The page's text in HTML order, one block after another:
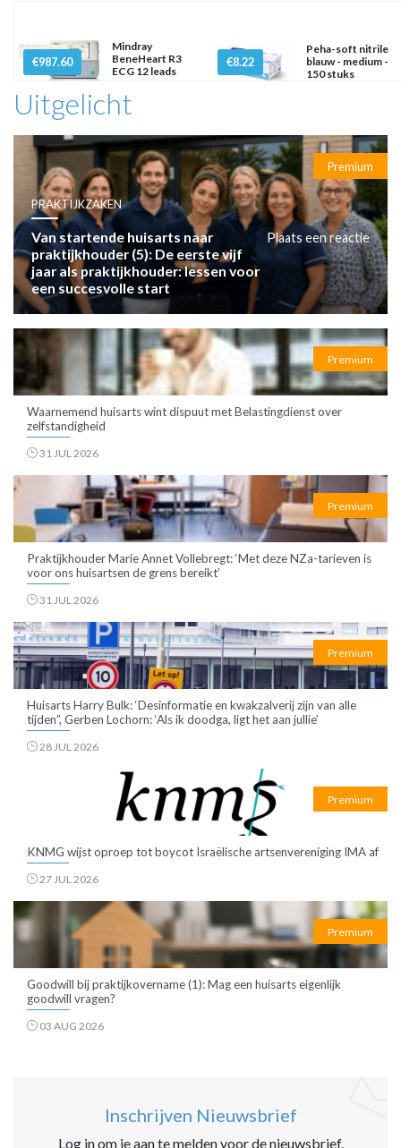
€987.60
Mindray
BeneHeart R3
ECG 12 leads
€8.22
Peha-soft nitrile
blauw - medium -
150 stuks
Uitgelicht
Premium
PRAKTIJKZAKEN
Van startende huisarts naar
praktijkhouder (5): De eerste vijf
jaar als praktijkhouder: lessen voor
een succesvolle start
Plaats een reactie
Premium
Waarnemend huisarts wint dispuut met Belastingdienst over
zelfstandigheid
31 JUL 2026
Premium
Praktijkhouder Marie Annet Vollebregt: ‘Met deze NZa-tarieven is
voor ons huisartsen de grens bereikt’
31 JUL 2026
Premium
Huisarts Harry Bulk: ‘Desinformatie en kwakzalverij zijn van alle
tijden”, Gerben Lochorn: ‘Als ik doodga, ligt het aan jullie’
28 JUL 2026
Premium
KNMG wijst oproep tot boycot Israëlische artsenvereniging IMA af
27 JUL 2026
Premium
Goodwill bij praktijkovername (1): Mag een huisarts eigenlijk
goodwill vragen?
03 AUG 2026
Inschrijven Nieuwsbrief
Log in om je aan te melden voor de nieuwsbrief.